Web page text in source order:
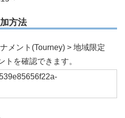
方法
メント(Tourney) > 地域限定
トを確認できます。